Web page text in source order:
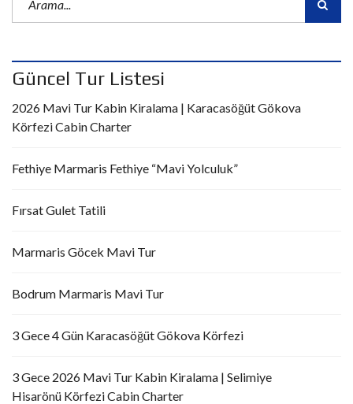
Güncel Tur Listesi
2026 Mavi Tur Kabin Kiralama | Karacasöğüt Gökova
Körfezi Cabin Charter
Fethiye Marmaris Fethiye “Mavi Yolculuk”
Fırsat Gulet Tatili
Marmaris Göcek Mavi Tur
Bodrum Marmaris Mavi Tur
3 Gece 4 Gün Karacasöğüt Gökova Körfezi
3 Gece 2026 Mavi Tur Kabin Kiralama | Selimiye
Hisarönü Körfezi Cabin Charter